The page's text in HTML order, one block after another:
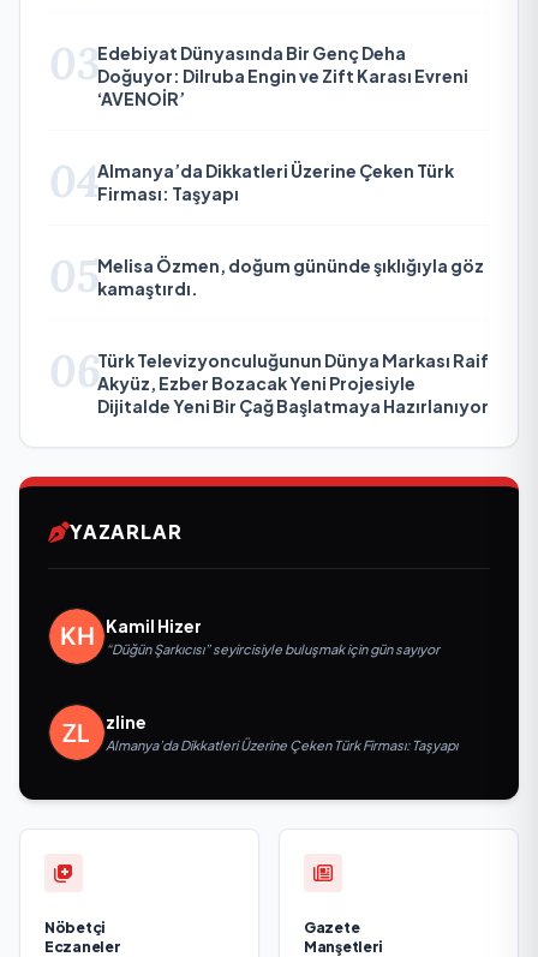
03Edebiyat Dünyasında Bir Genç Deha
Doğuyor: Dilruba Engin ve Zift Karası Evreni
‘AVENOİR’
04Almanya’da Dikkatleri Üzerine Çeken Türk
Firması: Taşyapı
05Melisa Özmen, doğum gününde şıklığıyla göz
kamaştırdı.
06Türk Televizyonculuğunun Dünya Markası Raif
Akyüz, Ezber Bozacak Yeni Projesiyle
Dijitalde Yeni Bir Çağ Başlatmaya Hazırlanıyor
YAZARLAR
Kamil Hizer
“Düğün Şarkıcısı” seyircisiyle buluşmak için gün sayıyor
zline
Almanya’da Dikkatleri Üzerine Çeken Türk Firması: Taşyapı
Nöbetçi
Eczaneler
Gazete
Manşetleri